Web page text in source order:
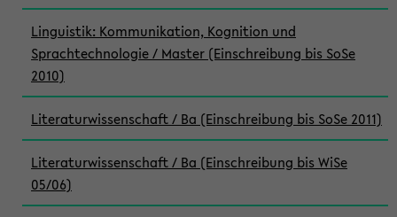
Linguistik: Kommunikation, Kognition und
Sprachtechnologie / Master (Einschreibung bis SoSe
2010)
Literaturwissenschaft / Ba (Einschreibung bis SoSe 2011)
Literaturwissenschaft / Ba (Einschreibung bis WiSe
05/06)